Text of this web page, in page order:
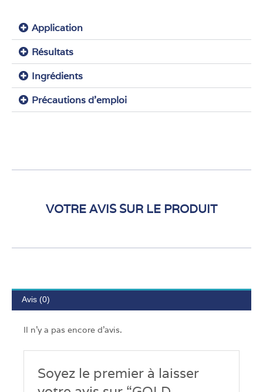
Application
Résultats
Ingrédients
Précautions d'emploi
VOTRE AVIS SUR LE PRODUIT
Avis (0)
Il n’y a pas encore d’avis.
Soyez le premier à laisser